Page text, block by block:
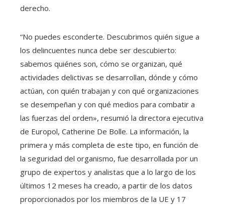
derecho.
“No puedes esconderte. Descubrimos quién sigue a
los delincuentes nunca debe ser descubierto:
sabemos quiénes son, cómo se organizan, qué
actividades delictivas se desarrollan, dónde y cómo
actúan, con quién trabajan y con qué organizaciones
se desempeñan y con qué medios para combatir a
las fuerzas del orden», resumió la directora ejecutiva
de Europol, Catherine De Bolle. La información, la
primera y más completa de este tipo, en función de
la seguridad del organismo, fue desarrollada por un
grupo de expertos y analistas que a lo largo de los
últimos 12 meses ha creado, a partir de los datos
proporcionados por los miembros de la UE y 17